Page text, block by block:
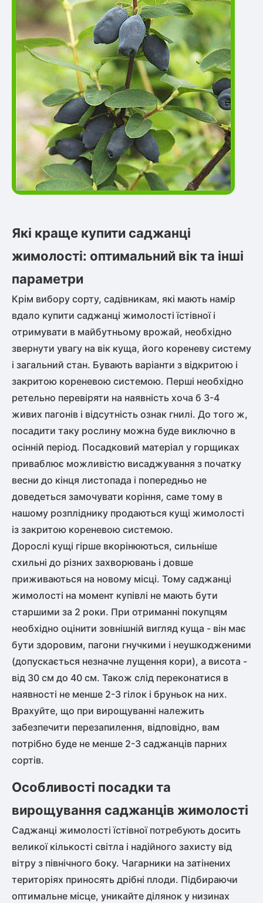
Які краще купити саджанці
жимолості: оптимальний вік та інші
параметри
Крім вибору сорту, садівникам, які мають намір
вдало купити саджанці жимолості їстівної і
отримувати в майбутньому врожай, необхідно
звернути увагу на вік куща, його кореневу систему
і загальний стан. Бувають варіанти з відкритою і
закритою кореневою системою. Перші необхідно
ретельно перевіряти на наявність хоча б 3-4
живих пагонів і відсутність ознак гнилі. До того ж,
посадити таку рослину можна буде виключно в
осінній період. Посадковий матеріал у горщиках
приваблює можливістю висаджування з початку
весни до кінця листопада і попередньо не
доведеться замочувати коріння, саме тому в
нашому розпліднику продаються кущі жимолості
із закритою кореневою системою.
Дорослі кущі гірше вкорінюються, сильніше
схильні до різних захворювань і довше
приживаються на новому місці. Тому саджанці
жимолості на момент купівлі не мають бути
старшими за 2 роки. При отриманні покупцям
необхідно оцінити зовнішній вигляд куща - він має
бути здоровим, пагони гнучкими і неушкодженими
(допускається незначне лущення кори), а висота -
від 30 см до 40 см. Також слід переконатися в
наявності не менше 2-3 гілок і бруньок на них.
Врахуйте, що при вирощуванні належить
забезпечити перезапилення, відповідно, вам
потрібно буде не менше 2-3 саджанців парних
сортів.
Особливості посадки та
вирощування саджанців жимолості
Саджанці жимолості їстівної потребують досить
великої кількості світла і надійного захисту від
вітру з північного боку. Чагарники на затінених
територіях приносять дрібні плоди. Підбираючи
оптимальне місце, уникайте ділянок у низинах